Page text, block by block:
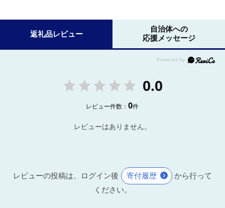
返礼品レビュー
自治体への
応援メッセージ
0.0
レビュー件数：0件
レビューはありません。
レビューの投稿は、ログイン後 寄付履歴
から行って
ください。